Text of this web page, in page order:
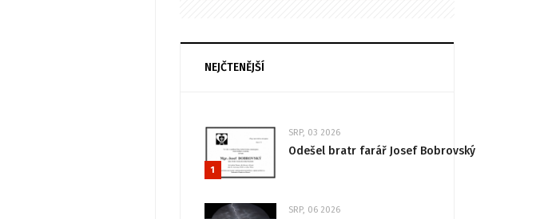
NEJČTENĚJŠÍ
1
SRP, 03 2026
Odešel bratr farář Josef Bobrovský
SRP, 06 2026